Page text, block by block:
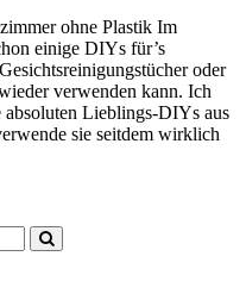
ohne Plastik Im
einige DIYs für’s
oder
verwenden kann. Ich
absoluten Lieblings-DIYs aus
sie seitdem wirklich